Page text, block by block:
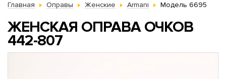
Главная Оправы Женские Armani Модель 6695
ЖЕНСКАЯ ОПРАВА ОЧКОВ
442-807